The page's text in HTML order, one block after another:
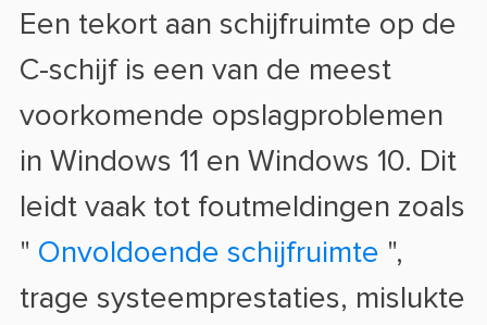
Een tekort aan schijfruimte op de
C-schijf is een van de meest
voorkomende opslagproblemen
in Windows 11 en Windows 10. Dit
leidt vaak tot foutmeldingen zoals
" Onvoldoende schijfruimte ",
trage systeemprestaties, mislukte